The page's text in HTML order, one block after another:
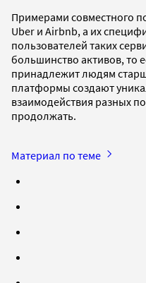
Примерами совместного
Uber и Airbnb, а их
пользователей таких
большинство активов, то
принадлежит людям
платформы создают
взаимодействия разных
продолжать.
Материал по теме